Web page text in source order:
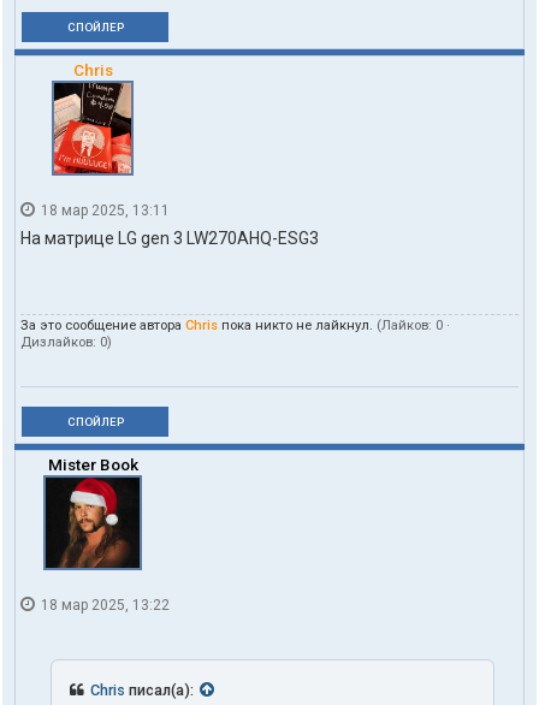
СПОЙЛЕР
Chris
18 мар 2025, 13:11
На матрице LG gen 3 LW270AHQ-ESG3
За это сообщение автора Chris пока никто не лайкнул. (Лайков: 0 ·
Дизлайков: 0)
СПОЙЛЕР
Mister Book
18 мар 2025, 13:22
Chris писал(а):